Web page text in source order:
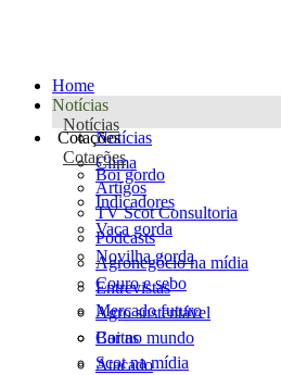
Home
Notícias
Notícias
Notícias
Clima
Artigos
TV Scot Consultoria
Podcasts
Agronegócio na mídia
Entrevistas
Agro sustentável
Cartas
Scot na mídia
Cotações
Cotações
Boi gordo
Indicadores
Vaca gorda
Novilha gorda
Couro e sebo
Mercado futuro
Boi no mundo
Atacado